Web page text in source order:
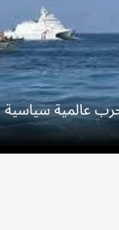
عالمية سياسية